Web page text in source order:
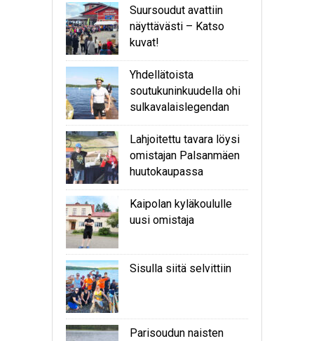
Suursoudut avattiin
näyttävästi – Katso
kuvat!
Yhdellätoista
soutukuninkuudella ohi
sulkavalaislegendan
Lahjoitettu tavara löysi
omistajan Palsanmäen
huutokaupassa
Kaipolan kyläkoululle
uusi omistaja
Sisulla siitä selvittiin
Parisoudun naisten